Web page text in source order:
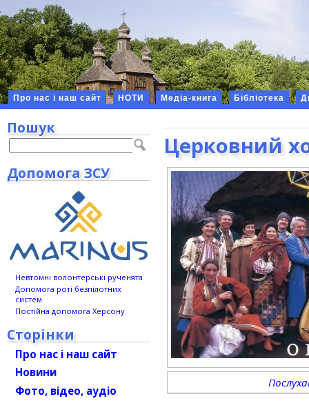
Про нас і наш сайт НОТИ Медіа-книга Бібліотека
Церковний
Пошук
Допомога ЗСУ
Невтомні волонтерські рученята
Допомога роті безпілотних
систем
Постійна допомога Херсону
Сторінки
Про нас і наш сайт
Новини
Фото, відео, аудіо